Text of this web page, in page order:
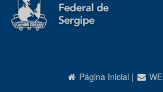
Página Inicial |